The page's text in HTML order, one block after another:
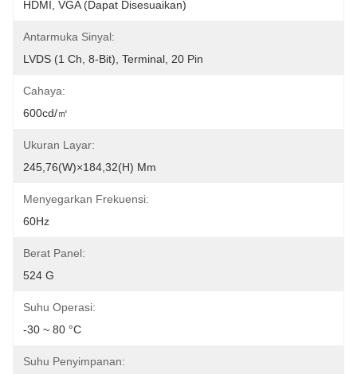
HDMI, VGA (dapat Disesuaikan)
Antarmuka Sinyal:
LVDS (1 Ch, 8-Bit), Terminal, 20 Pin
Cahaya:
600cd/㎡
Ukuran Layar:
245,76(W)×184,32(H) Mm
Menyegarkan Frekuensi:
60Hz
Berat Panel:
524 G
Suhu Operasi:
-30 ~ 80 °C
Suhu Penyimpanan: